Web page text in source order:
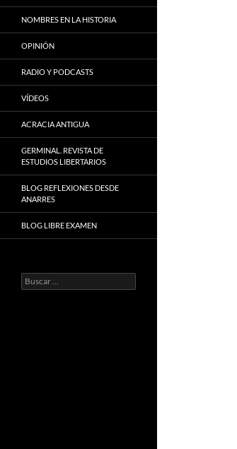
NOMBRES EN LA HISTORIA
OPINIÓN
RADIO Y PODCASTS
VÍDEOS
ACRACIA ANTIGUA
GERMINAL. REVISTA DE
ESTUDIOS LIBERTARIOS
BLOG REFLEXIONES DESDE
ANARRES
BLOG LIBRE EXAMEN
Buscar: